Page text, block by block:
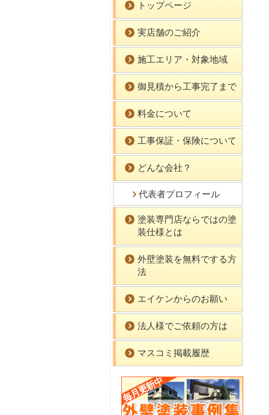
トップページ
実店舗のご紹介
施工エリア・対象地域
御見積から工事完了まで
料金について
工事保証・保険について
どんな会社？
代表者プロフィール
塗装専門店ならではの塗
装仕様とは
外壁塗装を無料でする方
法
エイケンからのお願い
法人様でご依頼の方は
マスコミ掲載履歴